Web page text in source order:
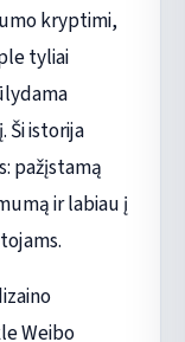
kryptimi,
tyliai
istorija
pažįstamą
ir labiau į
Weibo